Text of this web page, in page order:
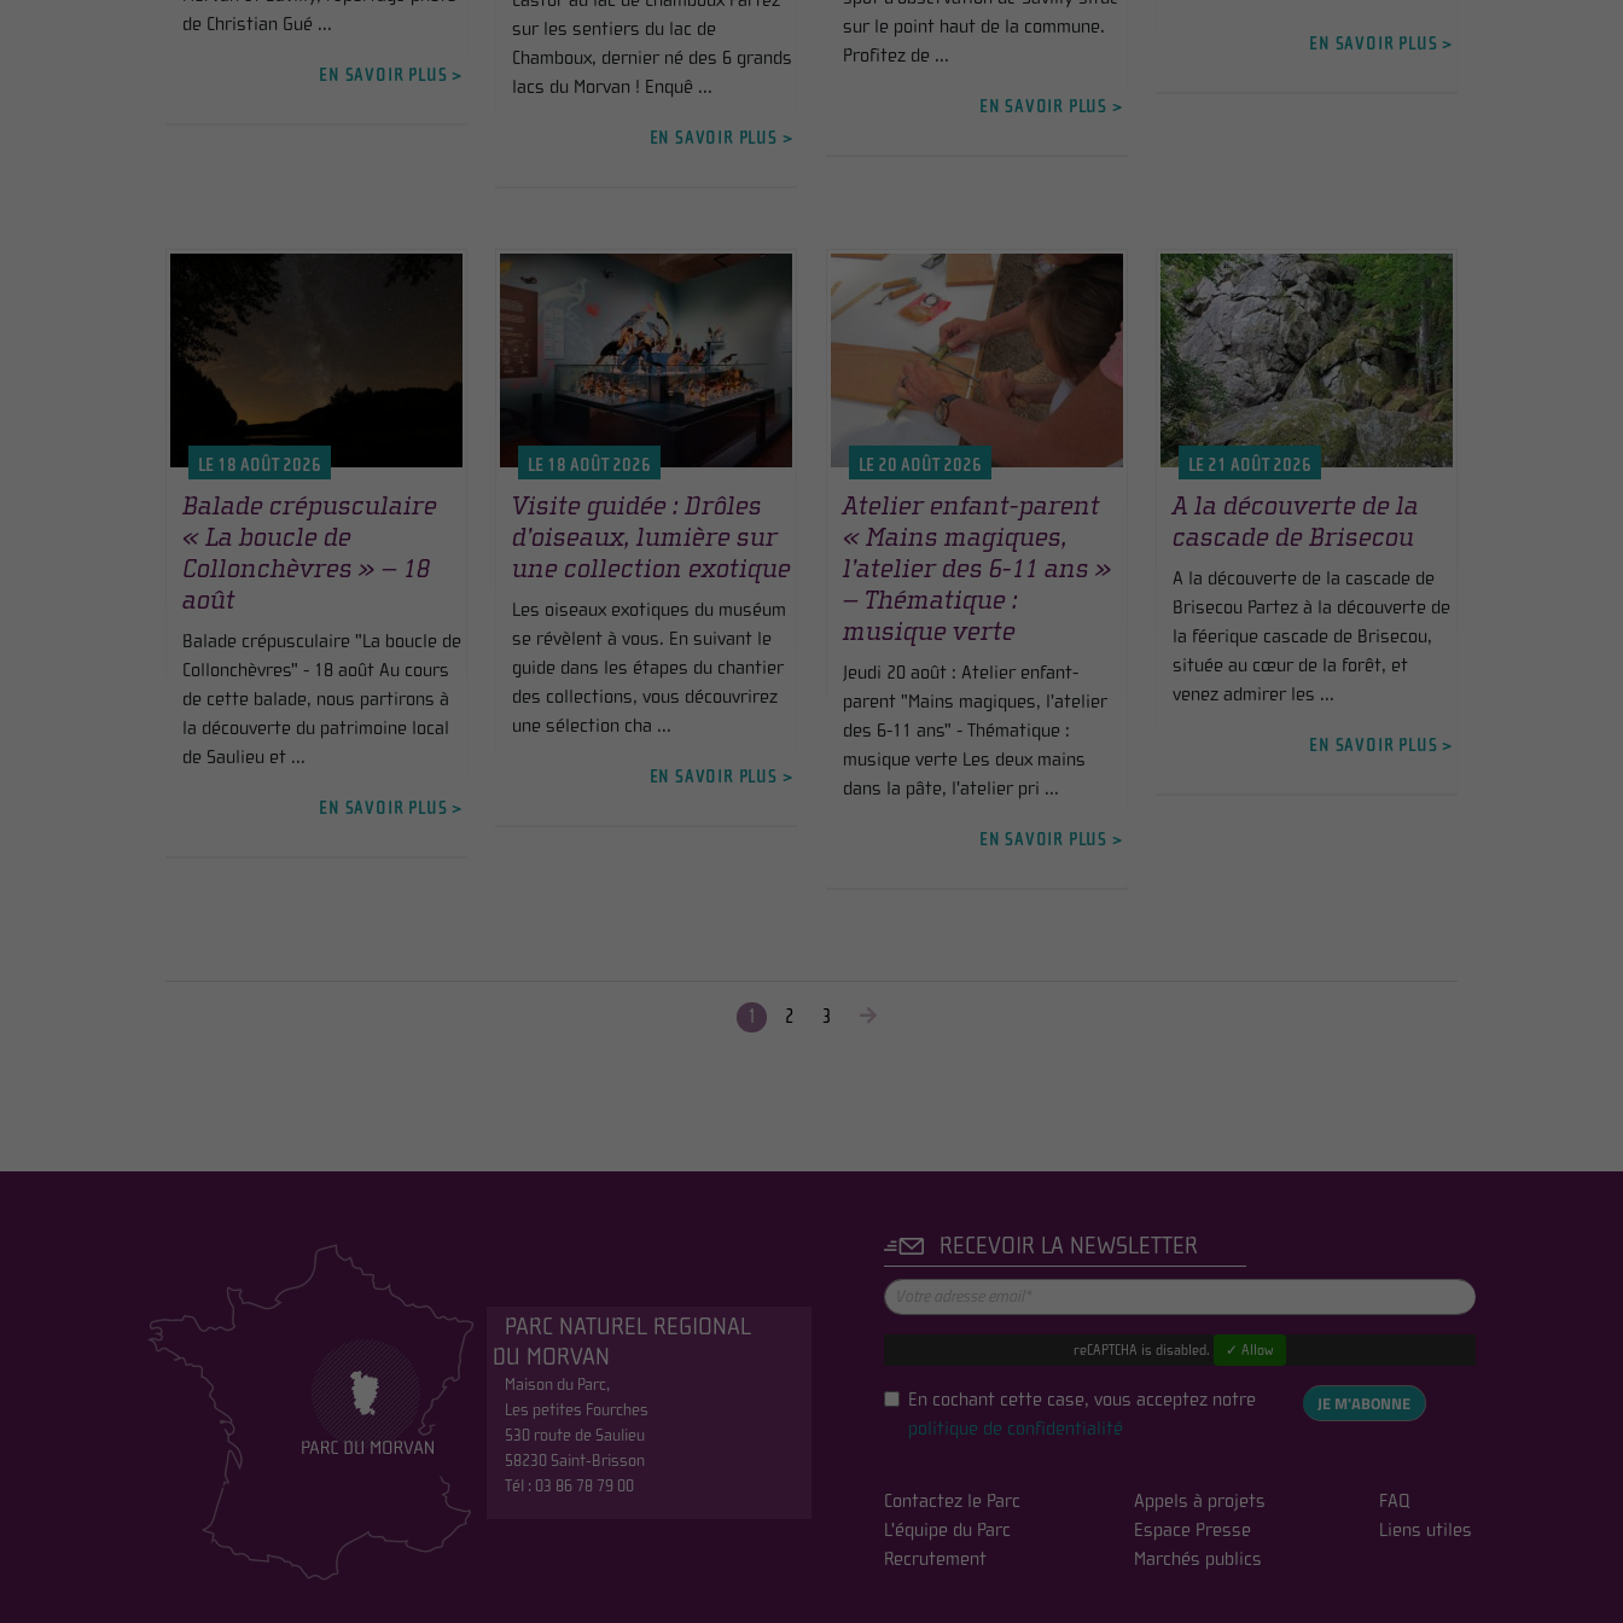
de Christian Gué ...
EN SAVOIR PLUS >
sur les sentiers du lac de
Chamboux, dernier né des 6 grands
lacs du Morvan ! Enquê ...
EN SAVOIR PLUS >
sur le point haut de la commune.
Profitez de ...
EN SAVOIR PLUS >
EN SAVOIR PLUS >
LE 18 AOÛT 2026
Balade crépusculaire
« La boucle de
Collonchèvres » – 18
août
Balade crépusculaire "La boucle de
Collonchèvres" - 18 août Au cours
de cette balade, nous partirons à
la découverte du patrimoine local
de Saulieu et ...
EN SAVOIR PLUS >
LE 18 AOÛT 2026
Visite guidée : Drôles
d’oiseaux, lumière sur
une collection exotique
Les oiseaux exotiques du muséum
se révèlent à vous. En suivant le
guide dans les étapes du chantier
des collections, vous découvrirez
une sélection cha ...
EN SAVOIR PLUS >
LE 20 AOÛT 2026
Atelier enfant-parent
« Mains magiques,
l’atelier des 6-11 ans »
– Thématique :
musique verte
Jeudi 20 août : Atelier enfant-
parent "Mains magiques, l'atelier
des 6-11 ans" - Thématique :
musique verte Les deux mains
dans la pâte, l'atelier pri ...
EN SAVOIR PLUS >
LE 21 AOÛT 2026
A la découverte de la
cascade de Brisecou
A la découverte de la cascade de
Brisecou Partez à la découverte de
la féerique cascade de Brisecou,
située au cœur de la forêt, et
venez admirer les ...
EN SAVOIR PLUS >
1 2 3
PARC NATUREL REGIONAL
DU MORVAN
Maison du Parc,
Les petites Fourches
530 route de Saulieu
58230 Saint-Brisson
Tél : 03 86 78 79 00
RECEVOIR LA NEWSLETTER
reCAPTCHA is disabled. ✓ Allow
En cochant cette case, vous acceptez notre
politique de confidentialité
JE M'ABONNE
Contactez le Parc
L'équipe du Parc
Recrutement
Appels à projets
Espace Presse
Marchés publics
FAQ
Liens utiles